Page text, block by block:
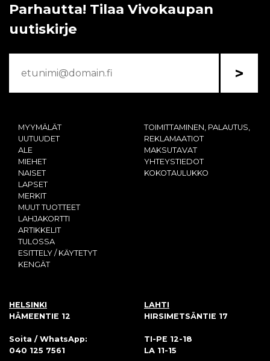
Parhautta! Tilaa Vivokaupan
uutiskirje
>
MYYMÄLÄT
UUTUUDET
ALE
MIEHET
NAISET
LAPSET
MERKIT
MUUT TUOTTEET
LAHJAKORTTI
ARTIKKELIT
TULOSSA
ESITTELY / KÄYTETYT
KENGÄT
TOIMITTAMINEN, PALAUTUS,
REKLAMAATIOT
MAKSUTAVAT
YHTEYSTIEDOT
KOKOTAULUKKO
HELSINKI
HÄMEENTIE 12
Soita / WhatsApp:
040 125 7561
LAHTI
HIRSIMETSÄNTIE 17
TI-PE 12-18
LA 11-15